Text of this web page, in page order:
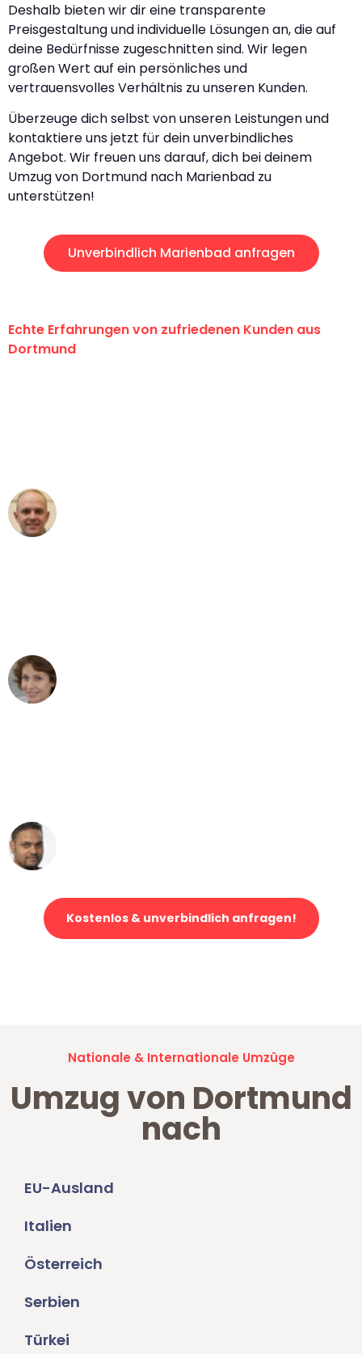
Deshalb bieten wir dir eine transparente
Preisgestaltung und individuelle Lösungen an, die auf
deine Bedürfnisse zugeschnitten sind. Wir legen
großen Wert auf ein persönliches und
vertrauensvolles Verhältnis zu unseren Kunden.
Überzeuge dich selbst von unseren Leistungen und
kontaktiere uns jetzt für dein unverbindliches
Angebot. Wir freuen uns darauf, dich bei deinem
Umzug von Dortmund nach Marienbad zu
unterstützen!
Unverbindlich Marienbad anfragen
Echte Erfahrungen von zufriedenen Kunden aus
Dortmund
Kostenlos & unverbindlich anfragen!
Nationale & Internationale Umzüge
Umzug von Dortmund
nach
EU-Ausland
Italien
Österreich
Serbien
Türkei